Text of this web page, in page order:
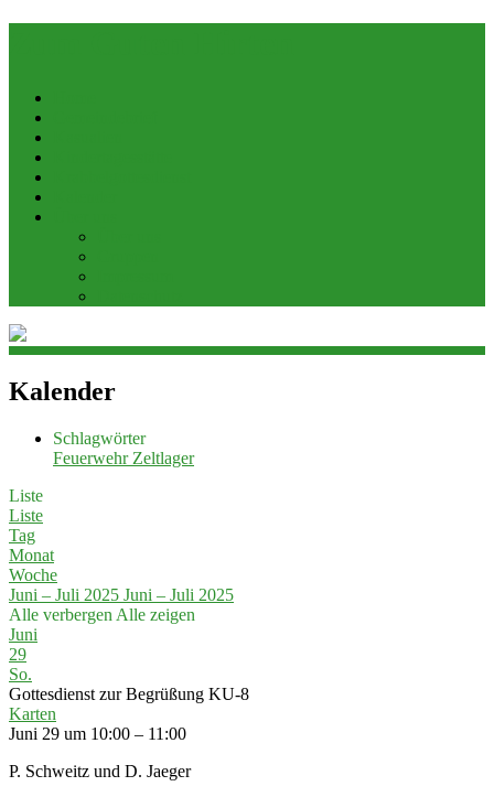
Kalender
Schlagwörter
Feuerwehr Zeltlager
Liste
Liste
Tag
Monat
Woche
Juni – Juli 2025 Juni – Juli 2025
Alle verbergen Alle zeigen
Juni
29
So.
Gottesdienst zur Begrüßung KU-8
Karten
Juni 29 um 10:00 – 11:00
P. Schweitz und D. Jaeger